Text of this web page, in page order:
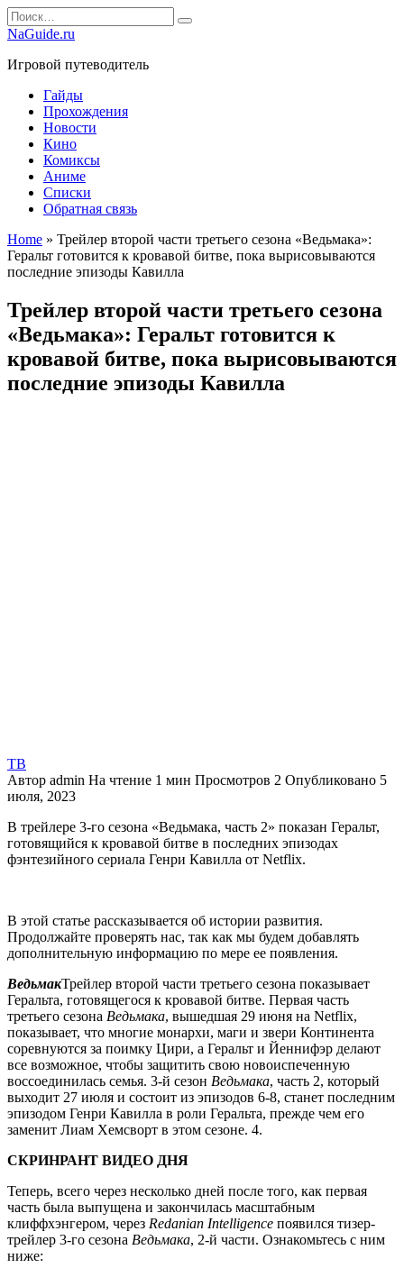
Перейти
к
Search
for:
NaGuide.ru
Игровой путеводитель
Гайды
Прохождения
Новости
Кино
Комиксы
Аниме
Списки
Обратная связь
Home » Трейлер второй части третьего сезона «Ведьмака»:
Геральт готовится к кровавой битве, пока вырисовываются
последние эпизоды Кавилла
Трейлер второй части третьего сезона
«Ведьмака»: Геральт готовится к
кровавой битве, пока вырисовываются
последние эпизоды Кавилла
ТВ
Автор admin На чтение 1 мин Просмотров 2 Опубликовано 5
июля, 2023
В трейлере 3-го сезона «Ведьмака, часть 2» показан Геральт,
готовящийся к кровавой битве в последних эпизодах
фэнтезийного сериала Генри Кавилла от Netflix.
В этой статье рассказывается об истории развития.
Продолжайте проверять нас, так как мы будем добавлять
дополнительную информацию по мере ее появления.
ВедьмакТрейлер второй части третьего сезона показывает
Геральта, готовящегося к кровавой битве. Первая часть
третьего сезона Ведьмака, вышедшая 29 июня на Netflix,
показывает, что многие монархи, маги и звери Континента
соревнуются за поимку Цири, а Геральт и Йеннифэр делают
все возможное, чтобы защитить свою новоиспеченную
воссоединилась семья. 3-й сезон Ведьмака, часть 2, который
выходит 27 июля и состоит из эпизодов 6-8, станет последним
эпизодом Генри Кавилла в роли Геральта, прежде чем его
заменит Лиам Хемсворт в этом сезоне. 4.
СКРИНРАНТ ВИДЕО ДНЯ
Теперь, всего через несколько дней после того, как первая
часть была выпущена и закончилась масштабным
клиффхэнгером, через Redanian Intelligence появился тизер-
трейлер 3-го сезона Ведьмака, 2-й части. Ознакомьтесь с ним
ниже: